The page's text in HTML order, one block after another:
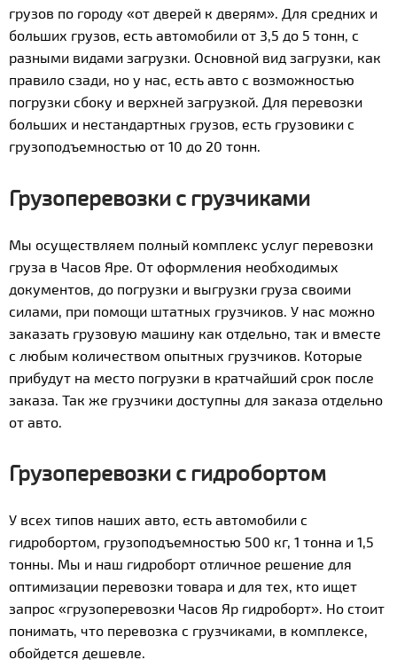
грузов по городу «от дверей к дверям». Для средних и
больших грузов, есть автомобили от 3,5 до 5 тонн, с
разными видами загрузки. Основной вид загрузки, как
правило сзади, но у нас, есть авто с возможностью
погрузки сбоку и верхней загрузкой. Для перевозки
больших и нестандартных грузов, есть грузовики с
грузоподъемностью от 10 до 20 тонн.
Грузоперевозки с грузчиками
Мы осуществляем полный комплекс услуг перевозки
груза в Часов Яре. От оформления необходимых
документов, до погрузки и выгрузки груза своими
силами, при помощи штатных грузчиков. У нас можно
заказать грузовую машину как отдельно, так и вместе
с любым количеством опытных грузчиков. Которые
прибудут на место погрузки в кратчайший срок после
заказа. Так же грузчики доступны для заказа отдельно
от авто.
Грузоперевозки с гидробортом
У всех типов наших авто, есть автомобили с
гидробортом, грузоподъемностью 500 кг, 1 тонна и 1,5
тонны. Мы и наш гидроборт отличное решение для
оптимизации перевозки товара и для тех, кто ищет
запрос «грузоперевозки Часов Яр гидроборт». Но стоит
понимать, что перевозка с грузчиками, в комплексе,
обойдется дешевле.